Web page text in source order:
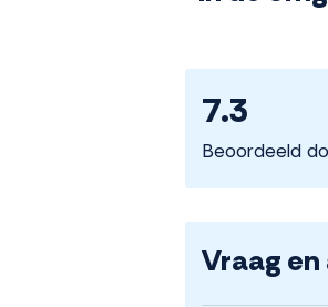
7.3
Beoordeeld
Vraag